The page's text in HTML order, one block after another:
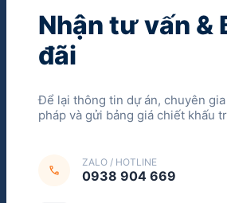
Nhận tư vấn &
đãi
Để lại thông tin dự án, chuyên
pháp và gửi bảng giá chiết khấu
call ZALO / HOTLINE
0938 904 669